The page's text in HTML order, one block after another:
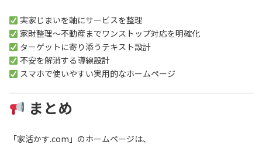
実家じまいを軸にサービスを整理
家財整理～不動産までワンストップ対応を明確化
ターゲットに寄り添うテキスト設計
不安を解消する導線設計
スマホで使いやすい実用的なホームページ
まとめ
「家活かす.com」のホームページは、